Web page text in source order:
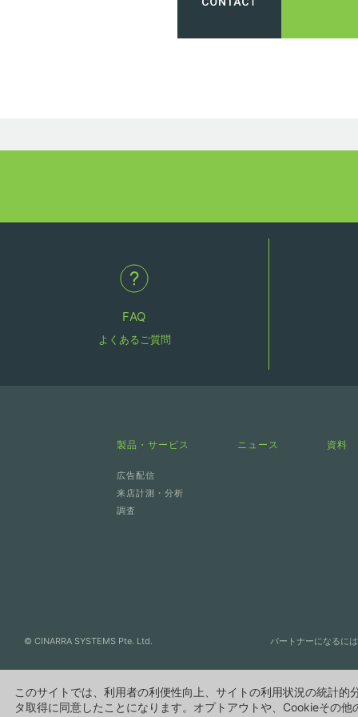
FAQ
よくあるご質問
製品・サービス
広告配信
来店計測・分析
調査
ニュース 資料
© CINARRA SYSTEMS Pte. Ltd. パートナーになるには
このサイトでは、利用者の利便性向上、サイトの利用状況の統計
タ取得に同意したことになります。オプトアウトや、Cookieその